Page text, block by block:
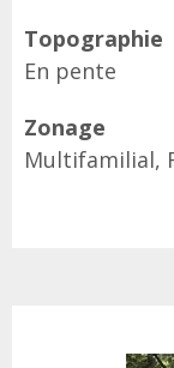
Topographie
En pente
Zonage
Multifamilial,